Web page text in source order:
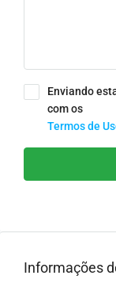
Enviando
com os
Termos de
Informações